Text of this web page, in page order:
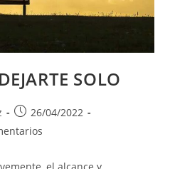
SOLO
Publicación
de
26/04/2022